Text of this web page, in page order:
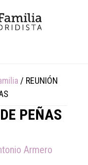
/ REUNIÓN
PEÑAS
Armero